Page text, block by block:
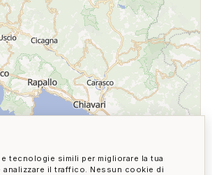
tecnologie simili per migliorare la tua
analizzare il traffico. Nessun cookie di